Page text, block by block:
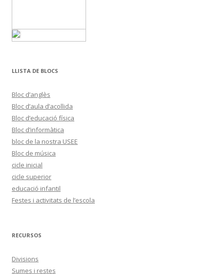
LLISTA DE BLOCS
Bloc d’anglès
Bloc d’aula d’acollida
Bloc d’educació física
Bloc d’informàtica
bloc de la nostra USEE
Bloc de música
cicle inicial
cicle superior
educació infantil
Festes i activitats de l’escola
RECURSOS
Divisions
Sumes i restes